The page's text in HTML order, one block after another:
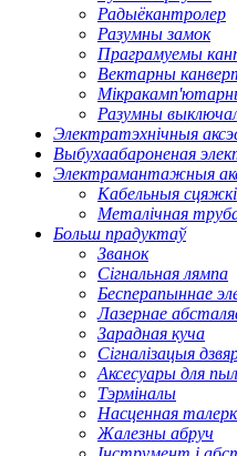
Радыёкантролер
Разумны замок
Праграмуемы
Вектарны
Разумны
Электратэхнічныя
Выбухаабароненая
Электрамантажныя
Кабельныя сцяжкі
Металічная
Больш прадуктаў
Званок
Сігнальная лямпа
Бесперапыннае
Лазернае
Зарадная куча
Сігналізацыя
Аксесуары для
Тэрміналы
Насценная
Жалезны абруч